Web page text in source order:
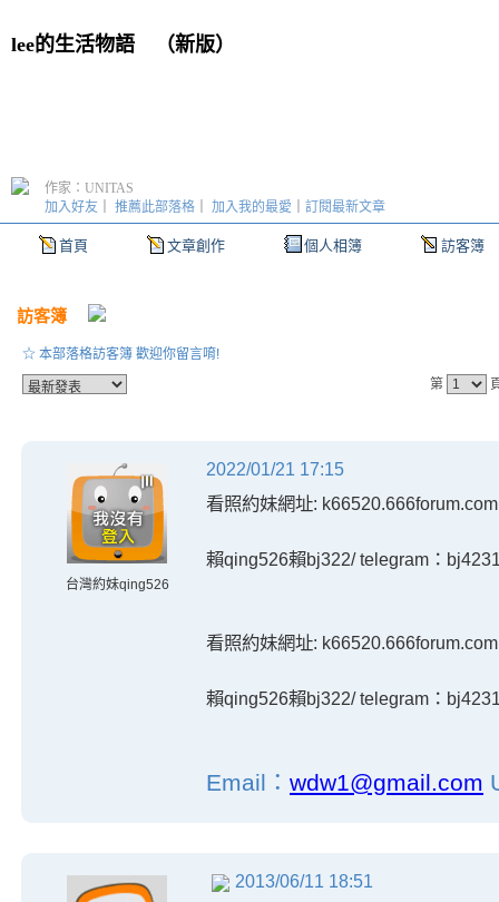
lee的生活物語 （新版）
首頁 文章創作 個人相簿 訪客簿
加入好友 推薦此部落格 加入我的最愛 訂閱最新文章
作家：UNITAS
訪客簿
☆ 本部落格訪客簿 歡迎你留言唷!
第
台灣約妹qing526
2022/01/21 17:15
看照約妹網址: k66520.666forum.com
賴qing526賴bj322/ telegram：
看照約妹網址: k66520.666forum.com
賴qing526賴bj322/ telegram：
Email： wdw1@gmail.com
2013/06/11 18:51